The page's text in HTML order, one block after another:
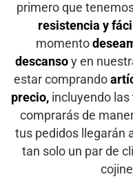
primero que
resistencia y
momento
descanso y en
estar comprando
precio, incluyendo las
comprarás de
tus pedidos llegarán
tan solo un par de